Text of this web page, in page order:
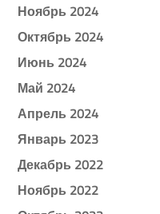
Ноябрь 2024
Октябрь 2024
Июнь 2024
Май 2024
Апрель 2024
Январь 2023
Декабрь 2022
Ноябрь 2022